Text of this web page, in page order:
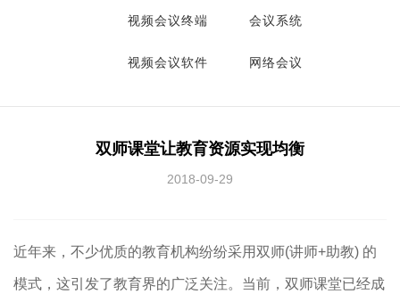
视频会议终端 会议系统
视频会议软件 网络会议
双师课堂让教育资源实现均衡
2018-09-29
近年来，不少优质的教育机构纷纷采用双师(讲师+助教) 的
模式，这引发了教育界的广泛关注。当前，双师课堂已经成